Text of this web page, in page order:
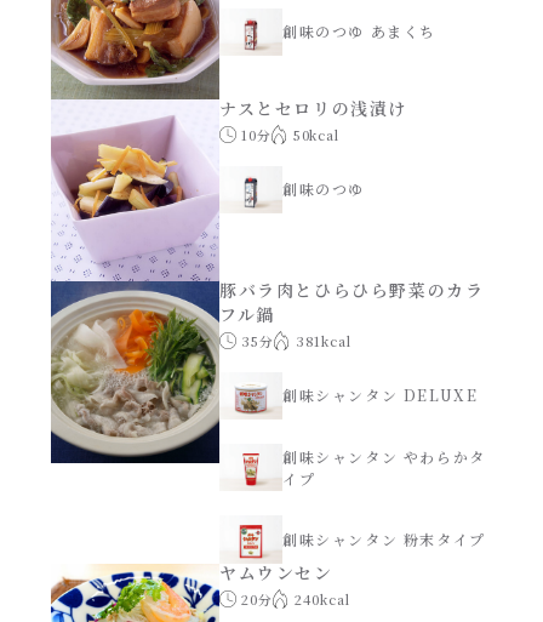
鍋
グラタン/ドリア
シャンタン粉末（シャンタンチーズニングを
含む）
パウチのまんまシリーズ
だしまろ麺
シャンタン鍋
BBQ/キャンプ
そうめんつゆ
すき焼のたれ
焼肉のたれ 初代
焼肉のたれ 二代目
やみつききゃべつの塩たれ
だしまろ酢
聖護院かぶらのもみじおろしぽん酢
ハコネーゼ 完熟トマト
ハコネーゼ 海老クリーム
創味のつゆ あまくち
ナスとセロリの浅漬け
10分 50kcal
創味のつゆ
豚バラ肉とひらひら野菜のカラ
フル鍋
35分 381kcal
創味シャンタン DELUXE
創味シャンタン やわらかタ
イプ
創味シャンタン 粉末タイプ
ヤムウンセン
20分 240kcal